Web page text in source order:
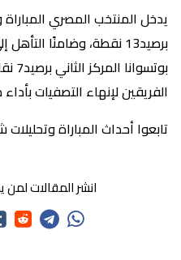
يدخل المنتخب المصري
برصيد13 نقطة، وضامنًا
الفريقين لإنهاء التصفيات
تابعوا أحداث المباراة
انشر المقالات لمن